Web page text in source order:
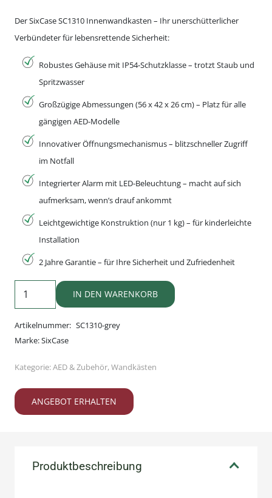
Der SixCase SC1310 Innenwandkasten – Ihr unerschütterlicher
Verbündeter für lebensrettende Sicherheit:
Robustes Gehäuse mit IP54-Schutzklasse – trotzt Staub und
Spritzwasser
Großzügige Abmessungen (56 x 42 x 26 cm) – Platz für alle
gängigen AED-Modelle
Innovativer Öffnungsmechanismus – blitzschneller Zugriff
im Notfall
Integrierter Alarm mit LED-Beleuchtung – macht auf sich
aufmerksam, wenn’s drauf ankommt
Leichtgewichtige Konstruktion (nur 1 kg) – für kinderleichte
Installation
2 Jahre Garantie – für Ihre Sicherheit und Zufriedenheit
SixCase
SC1310:
Ihr
zuverlässiger
für
AEDs
im
IN DEN WARENKORB
Artikelnummer: SC1310-grey
Marke:SixCase
Kategorie:AED & Zubehör,Wandkästen
ANGEBOT ERHALTEN
Produktbeschreibung